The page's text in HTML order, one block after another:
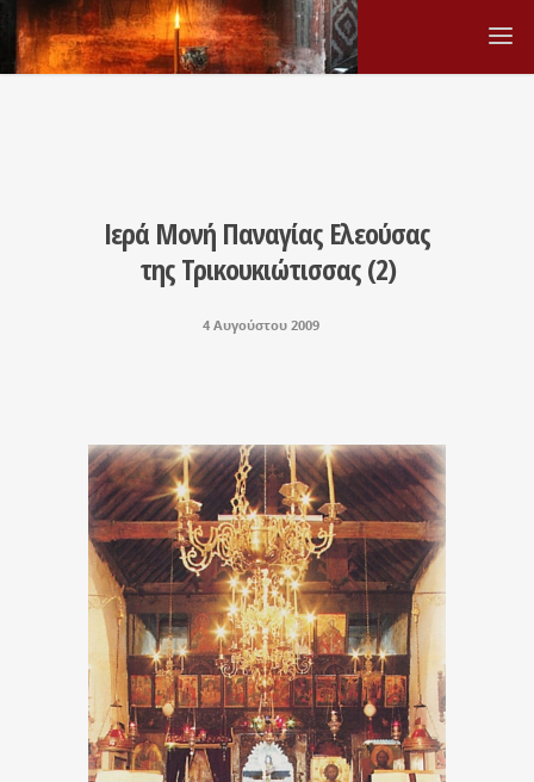
Ιερά Μονή Παναγίας Ελεούσας
της Τρικουκιώτισσας (2)
4 Αυγούστου 2009